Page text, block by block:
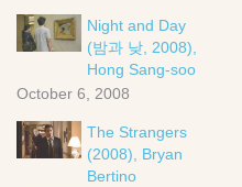
Night and Day
(밤과 낮, 2008),
Hong Sang-soo
October 6, 2008
The Strangers
(2008), Bryan
Bertino